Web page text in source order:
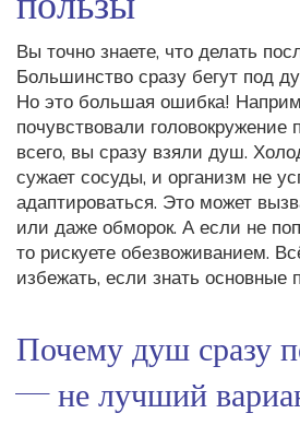
Вы точно знаете, что делать
Большинство сразу бегут под
Но это большая ошибка!
почувствовали головокружение
всего, вы сразу взяли душ.
сужает сосуды, и организм не
адаптироваться. Это может
или даже обморок. А если не
то рискуете обезвоживанием.
избежать, если знать основные
Почему душ сразу
— не лучший